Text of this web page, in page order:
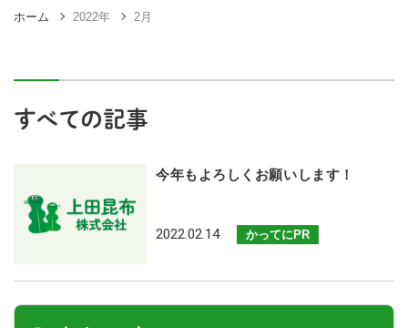
ホーム 2022年 2月
すべての記事
今年もよろしくお願いします！
2022.02.14 かってにPR